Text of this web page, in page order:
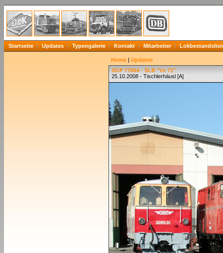
Startseite Updates Typengalerie Kontakt Mitarbeiter
Home | Updates
SGP 77664 - SLB "Vs 71"
25.10.2008 - Tischlerhäusl [A]